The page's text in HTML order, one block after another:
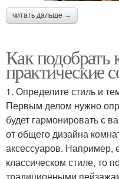
читать дальше →
Как подобрать
практические
1. Определите стиль и
Первым делом нужно
будет гармонировать с
от общего дизайна
аксессуаров. Например,
классическом стиле, то
традиционными